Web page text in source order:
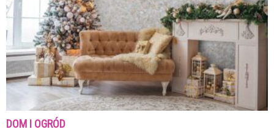
DOM I OGRÓD